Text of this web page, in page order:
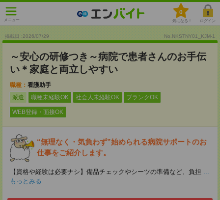
メニュー
0
気になる！ ログイン
掲載日 :2026/07/29 No.NKSTNY01_KJM-1
～安心の研修つき～病院で患者さんのお手伝
い＊家庭と両立しやすい
職種： 看護助手
派遣
職種未経験OK 社会人未経験OK ブランクOK
WEB登録・面接OK
“無理なく・気負わず”始められる病院サポートのお
仕事をご紹介します。
【資格や経験は必要ナシ】備品チェックやシーツの準備など、負担 ...
もっとみる